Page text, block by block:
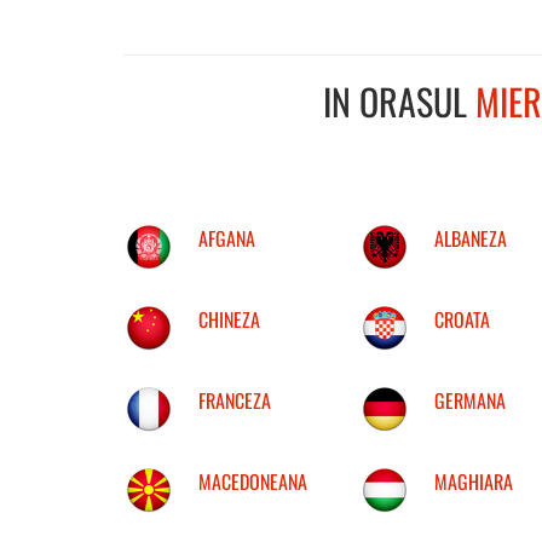
IN ORASUL
AFGANA ALBANEZA
CHINEZA CROATA
FRANCEZA GERMANA
MACEDONEANA MAGHIARA